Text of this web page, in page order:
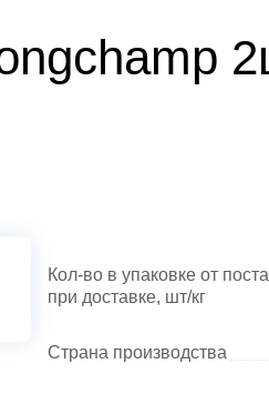
Кол-во в упаковке от
при доставке, шт/кг
Страна производства